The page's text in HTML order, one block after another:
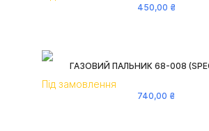
450,00 ₴
ГАЗОВИЙ ПАЛЬНИК 68-008
Під замовлення
740,00 ₴